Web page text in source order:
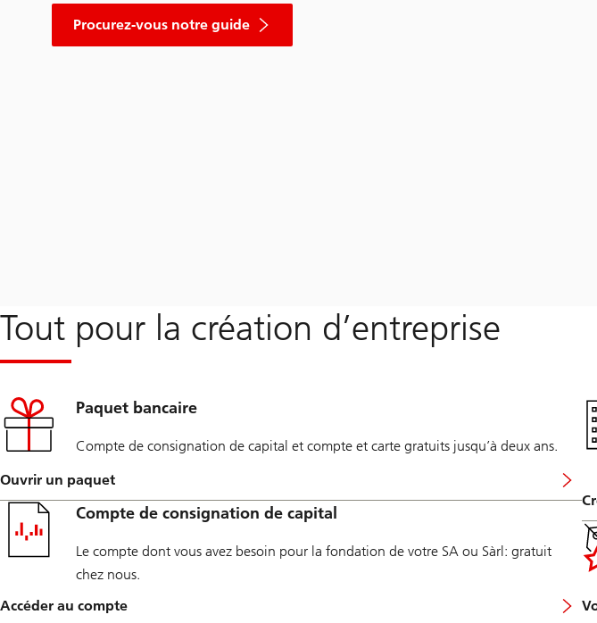
Procurez-vous notre guide
Tout pour la création d’entreprise
Paquet bancaire
Compte de consignation de capital et compte et carte gratuits jusqu’à deux ans.
Ouvrir un paquet
Compte de consignation de capital
Le compte dont vous avez besoin pour la fondation de votre SA ou Sàrl: gratuit
chez nous.
Accéder au compte